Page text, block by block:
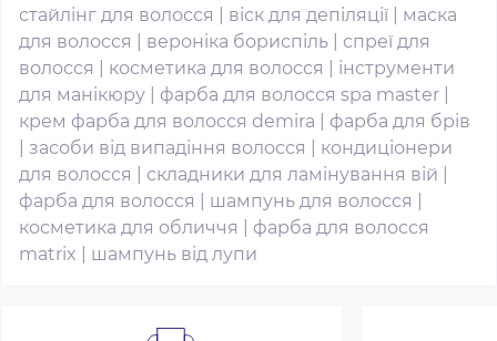
стайлінг для волосся
віск для депіляції
маска
для волосся
вероніка бориспіль
спреї для
волосся
косметика для волосся
інструменти
для манікюру
фарба для волосся spa master
крем фарба для волосся demira
фарба для брів
засоби від випадіння волосся
кондиціонери
для волосся
складники для ламінування вій
фарба для волосся
шампунь для волосся
косметика для обличчя
фарба для волосся
matrix
шампунь від лупи